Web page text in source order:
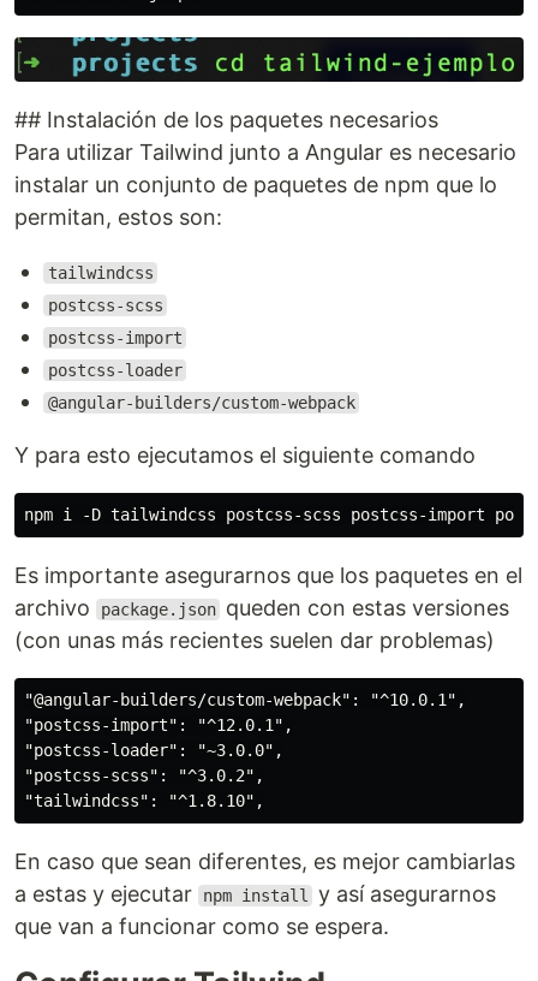
## Instalación de los paquetes necesarios
Para utilizar Tailwind junto a Angular es necesario
instalar un conjunto de paquetes de npm que lo
permitan, estos son:
tailwindcss
postcss-scss
postcss-import
postcss-loader
@angular-builders/custom-webpack
Y para esto ejecutamos el siguiente comando
Es importante asegurarnos que los paquetes en el
archivo
package.json queden con estas versiones
(con unas más recientes suelen dar problemas)
"@angular-builders/custom-webpack": "^10.0.1",
"postcss-import": "^12.0.1",
"postcss-loader": "~3.0.0",
"postcss-scss": "^3.0.2",
En caso que sean diferentes, es mejor cambiarlas
a estas y ejecutar
npm install
y así asegurarnos
que van a funcionar como se espera.